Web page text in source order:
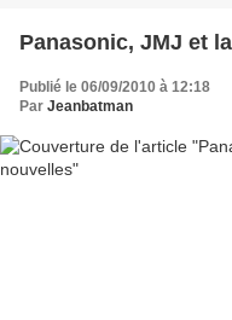
Panasonic, JMJ et
Publié le 06/09/2010 à 12:18
Par Jeanbatman